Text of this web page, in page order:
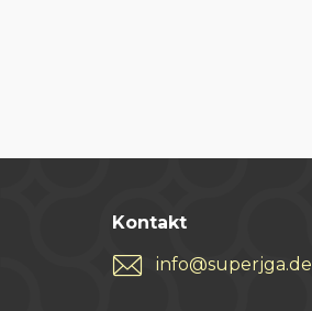
Kontakt
info@superjga.de